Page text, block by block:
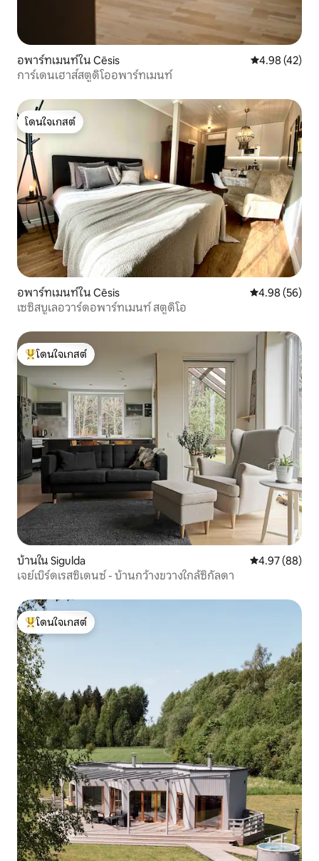
อพาร์ทเมนท์ใน Cēsis คะแนนเฉลี่ย
4.98 (42)
การ์เดนเฮาส์สตูดิโออพาร์ทเมนท์
โดนใจเกสต์
โดนใจเกสต์
อพาร์ทเมนท์ใน Cēsis คะแนนเฉลี่ย
4.98 (56)
เซซิสบูเลอวาร์ดอพาร์ทเมนท์ สตูดิโอ
โดนใจเกสต์ที่สุด
โดนใจเกสต์
บ้านใน Sigulda คะแนนเฉลี่ย
4.97 (88)
เจย์เบิร์ดเรสซิเดนซ์ - บ้านกว้างขวางใกล้ซิกัลดา
โดนใจเกสต์ที่สุด
โดนใจเกสต์